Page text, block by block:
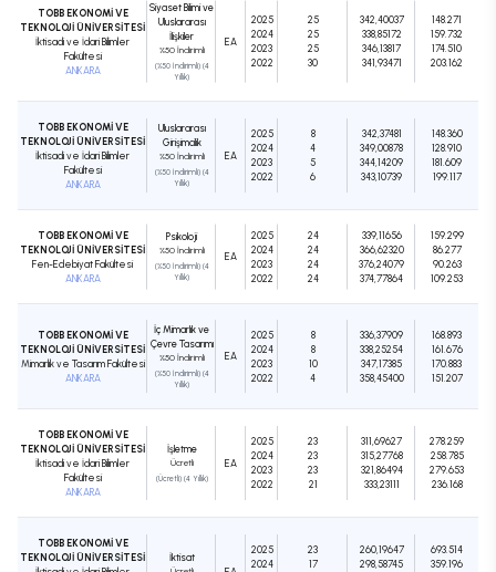
TOBB EKONOMİ VE
TEKNOLOJİ ÜNİVERSİTESİ
İktisadi ve İdari Bilimler
Fakültesi
ANKARA
Siyaset Bilimi ve
Uluslararası
İlişkiler
%50 İndirimli
(%50 İndirimli) (4
Yıllık)
EA
2025
2024
2023
2022
25
25
25
30
342,40037
338,85172
346,13817
341,93471
148.271
159.732
174.510
203.162
TOBB EKONOMİ VE
TEKNOLOJİ ÜNİVERSİTESİ
İktisadi ve İdari Bilimler
Fakültesi
ANKARA
Uluslararası
Girişimcilik
%50 İndirimli
(%50 İndirimli) (4
Yıllık)
EA
2025
2024
2023
2022
8
4
5
6
342,37481
349,00878
344,14209
343,10739
148.360
128.910
181.609
199.117
TOBB EKONOMİ VE
TEKNOLOJİ ÜNİVERSİTESİ
Fen-Edebiyat Fakültesi
ANKARA
Psikoloji
%50 İndirimli
(%50 İndirimli) (4
Yıllık)
EA
2025
2024
2023
2022
24
24
24
24
339,11656
366,62320
376,24079
374,77864
159.299
86.277
90.263
109.253
TOBB EKONOMİ VE
TEKNOLOJİ ÜNİVERSİTESİ
Mimarlık ve Tasarım Fakültesi
ANKARA
İç Mimarlık ve
Çevre Tasarımı
%50 İndirimli
(%50 İndirimli) (4
Yıllık)
EA
2025
2024
2023
2022
8
8
10
4
336,37909
338,25254
347,17385
358,45400
168.893
161.676
170.883
151.207
TOBB EKONOMİ VE
TEKNOLOJİ ÜNİVERSİTESİ
İktisadi ve İdari Bilimler
Fakültesi
ANKARA
İşletme
Ücretli
(Ücretli) (4 Yıllık)
EA
2025
2024
2023
2022
23
23
23
21
311,69627
315,27768
321,86494
333,23111
278.259
258.785
279.653
236.168
TOBB EKONOMİ VE
TEKNOLOJİ ÜNİVERSİTESİ
İktisat
2025
2024
23
17
260,19647
298,58745
693.514
359.196